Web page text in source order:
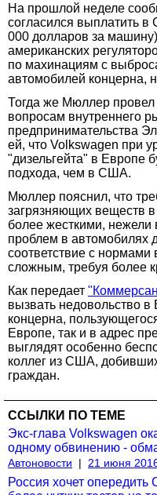
На прошлой неделе
согласился выплатить
000 долларов за
американских
по махинациям с
автомобилей концерна,
Тогда же Мюллер провел
вопросам внутреннего
предпринимательства
ей, что Volkswagen при
"дизельгейта" в Европе
подхода, чем в США.
Мюллер пояснил, что
загрязняющих веществ
более жесткими, нежели
проблем в автомобилях
соответствие с
сложным, требуя более
Как передает
вызвать недовольство в
концерна,
Европе, так и в адрес
выглядят особенно
коллег из США,
граждан.
ССЫЛКИ ПО ТЕМЕ
Экс-глава Volkswagen
одному обвинению -
Автоновости | 21 июня 2016
Россия хочет